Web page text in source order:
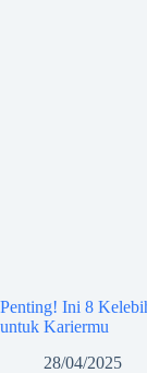
Penting! Ini 8
untuk Kariermu
28/04/2025